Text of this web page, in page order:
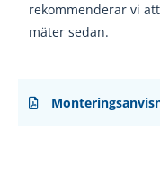
rekommenderar vi
mäter sedan.